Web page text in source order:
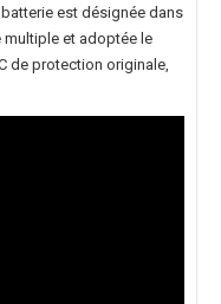
est désignée dans
et adoptée le
de protection originale,